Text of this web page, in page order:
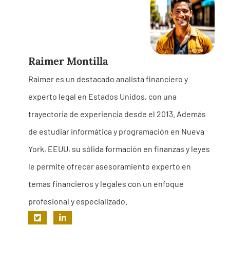
Raimer Montilla
Raimer es un destacado analista financiero y
experto legal en Estados Unidos, con una
trayectoria de experiencia desde el 2013. Además
de estudiar informática y programación en Nueva
York, EEUU, su sólida formación en finanzas y leyes
le permite ofrecer asesoramiento experto en
temas financieros y legales con un enfoque
profesional y especializado.